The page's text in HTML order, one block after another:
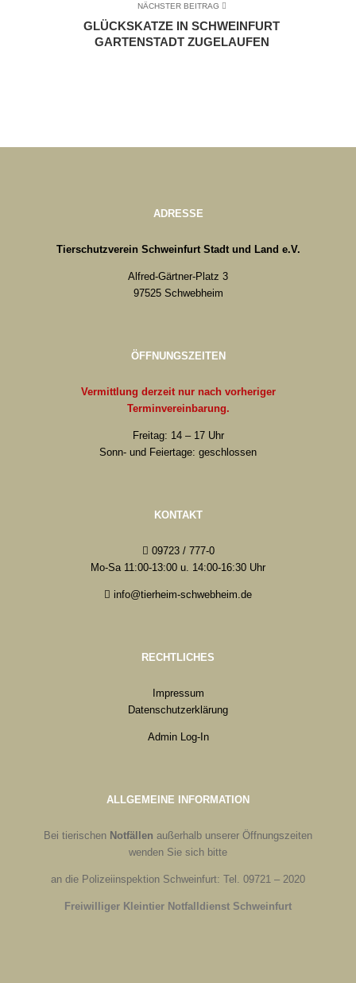
NÄCHSTER BEITRAG
GLÜCKSKATZE IN SCHWEINFURT
GARTENSTADT ZUGELAUFEN
ADRESSE
Tierschutzverein Schweinfurt Stadt und Land e.V.
Alfred-Gärtner-Platz 3
97525 Schwebheim
ÖFFNUNGSZEITEN
Vermittlung derzeit nur nach vorheriger
Terminvereinbarung.
Freitag: 14 – 17 Uhr
Sonn- und Feiertage: geschlossen
KONTAKT
09723 / 777-0
Mo-Sa 11:00-13:00 u. 14:00-16:30 Uhr
info@tierheim-schwebheim.de
RECHTLICHES
Impressum
Datenschutzerklärung
Admin Log-In
ALLGEMEINE INFORMATION
Bei tierischen Notfällen außerhalb unserer Öffnungszeiten
wenden Sie sich bitte
an die Polizeiinspektion Schweinfurt: Tel. 09721 – 2020
Freiwilliger Kleintier Notfalldienst Schweinfurt